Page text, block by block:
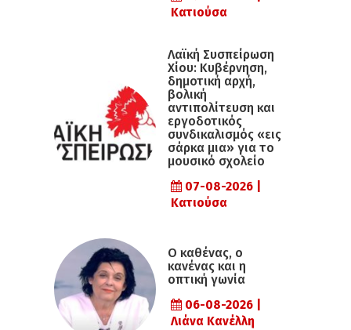
Κατιούσα
Λαϊκή Συσπείρωση
Χίου: Κυβέρνηση,
δημοτική αρχή,
βολική
αντιπολίτευση και
εργοδοτικός
συνδικαλισμός «εις
σάρκα μια» για το
μουσικό σχολείο
07-08-2026 |
Κατιούσα
Ο καθένας, ο
κανένας και η
οπτική γωνία
06-08-2026 |
Λιάνα Κανέλλη